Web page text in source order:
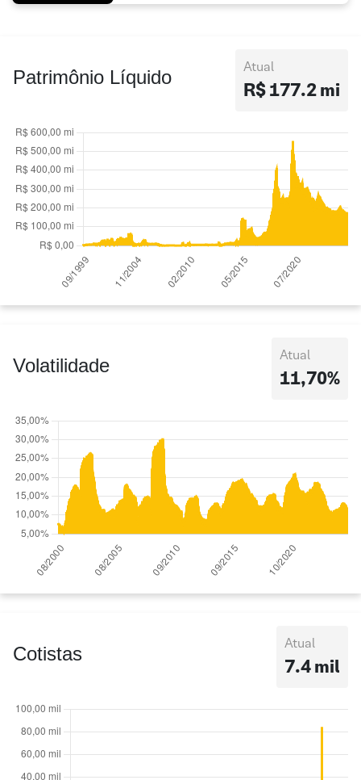
Patrimônio Líquido Atual
R$ 177.2 mi
Volatilidade Atual
11,70%
Cotistas Atual
7.4 mil